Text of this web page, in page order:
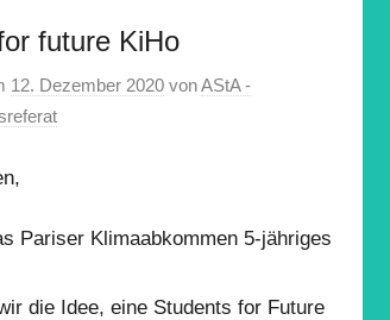
future KiHo
12. Dezember 2020 vonAStA -
Pariser Klimaabkommen 5-jähriges
die Idee, eine Students for Future